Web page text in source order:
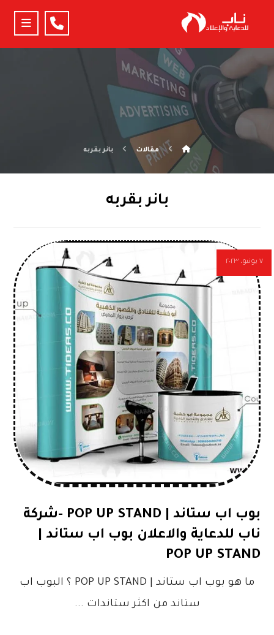
مقالات بانر بقربه
بانر بقربه
بوب اب ستاند | POP UP STAND -شركة
ناب للدعاية والاعلان بوب اب ستاند |
POP UP STAND
٧ يونيو، ٢٠٢٣
ما هو بوب اب ستاند | POP UP STAND ؟ البوب اب
ستاند من اكثر ستاندات ...